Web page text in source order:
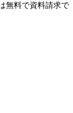
無料で資料請求で